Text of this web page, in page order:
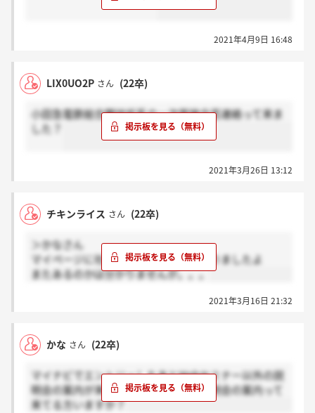
2021年4月9日 16:48
LIX0UO2P さん (22卒)
小田急電鉄総合職技術系の一次面接合否連絡って来ま
した？
2021年3月26日 13:12
チキンライス さん (22卒)
＞かなさん
マイページに社員座談会の案内ならありましたよ
またあるのかは分かりませんが。。。
2021年3月16日 21:32
かな さん (22卒)
マイナビでエントリーしたあとWebセミナー以外の説
明会の案内が来ていないのですが、説明会の案内って
来てる方いますか？